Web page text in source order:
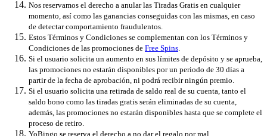
Nos reservamos el derecho a anular las Tiradas Gratis en cualquier
momento, así como las ganancias conseguidas con las mismas, en caso
de detectar comportamiento fraudulentos.
Estos Términos y Condiciones se complementan con los Términos y
Condiciones de las promociones de Free Spins.
Si el usuario solicita un aumento en sus límites de depósito y se aprueba,
las promociones no estarán disponibles por un periodo de 30 días a
partir de la fecha de aprobación, ni podrá recibir ningún premio.
Si el usuario solicita una retirada de saldo real de su cuenta, tanto el
saldo bono como las tiradas gratis serán eliminadas de su cuenta,
además, las promociones no estarán disponibles hasta que se complete el
proceso de retiro.
YoBingo se reserva el derecho a no dar el regalo por mal